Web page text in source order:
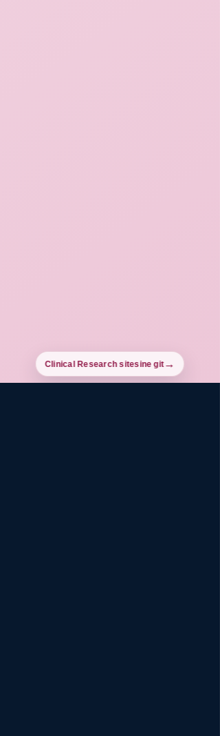
Clinical Research sitesine git